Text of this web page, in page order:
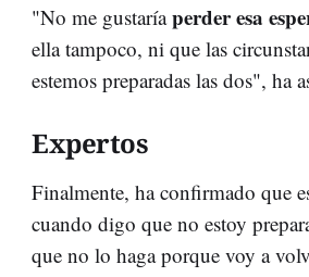
"No me gustaríaperder esa
ella tampoco, ni que las
estemos preparadas las dos", ha
Expertos
Finalmente, ha confirmado que
cuando digo que no estoy
que no lo haga porque voy a